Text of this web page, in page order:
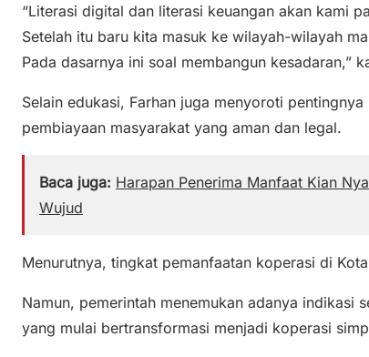
“Literasi digital dan literasi keuangan akan kami
Setelah itu baru kita masuk ke wilayah-wilayah
Pada dasarnya ini soal membangun kesadaran,”
Selain edukasi, Farhan juga menyoroti
pembiayaan masyarakat yang aman dan legal.
Baca juga: Harapan Penerima Manfaat Kian
Wujud
Menurutnya, tingkat pemanfaatan koperasi di
Namun, pemerintah menemukan adanya indikasi
yang mulai bertransformasi menjadi koperasi